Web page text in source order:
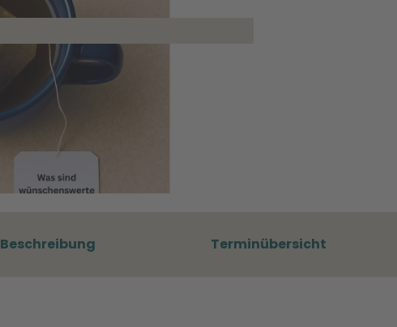
Beschreibung Terminübersicht